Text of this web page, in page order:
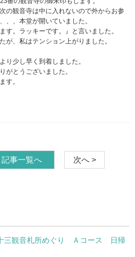
の観音寺は中に入れないので外からお参
、、本堂が開いていました。
す。ラッキーです。』と言いました。
が、私はテンション上がりました。
り少し早く到着しました。
がとうございました。
す。
記事一覧へ 次へ >
三観音札所めぐり Ａコース 日帰